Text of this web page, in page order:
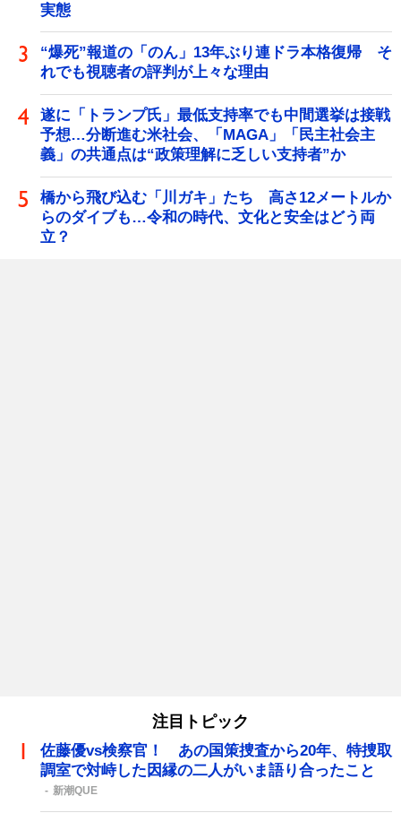
実態
“爆死”報道の「のん」13年ぶり連ドラ本格復帰 そ
れでも視聴者の評判が上々な理由
遂に「トランプ氏」最低支持率でも中間選挙は接戦
予想…分断進む米社会、「MAGA」「民主社会主
義」の共通点は“政策理解に乏しい支持者”か
橋から飛び込む「川ガキ」たち 高さ12メートルか
らのダイブも…令和の時代、文化と安全はどう両
立？
注目トピック
佐藤優vs検察官！ あの国策捜査から20年、特捜取
調室で対峙した因縁の二人がいま語り合ったこと
新潮QUE